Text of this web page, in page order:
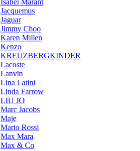
Isabel Marant
Jacquemus
Jaguar
Jimmy Choo
Karen Millen
Kenzo
KREUZBERGKINDER
Lacoste
Lanvin
Lina Latini
Linda Farrow
LIU JO
Marc Jacobs
Maje
Mario Rossi
Max Mara
Max & Co